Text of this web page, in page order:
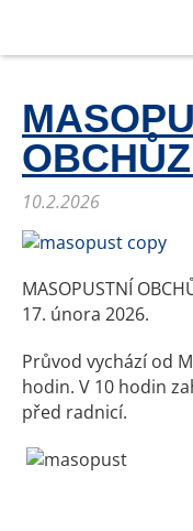
10.2.2026
MASOPUSTNÍ
17. února 2026.
Průvod vychází od
hodin. V 10 hodin
před radnicí.